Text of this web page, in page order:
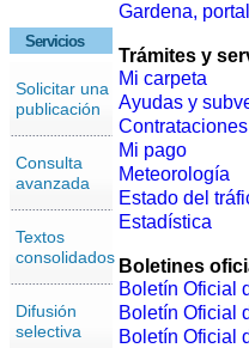
Servicios
Solicitar una
publicación
Consulta
avanzada
Textos
consolidados
Difusión
selectiva
Gardena,
Trámites y
Mi carpeta
Ayudas y
Contrataciones
Mi pago
Meteorología
Estado del
Estadística
Boletines
Boletín Oficial
Boletín Oficial
Boletín Oficial